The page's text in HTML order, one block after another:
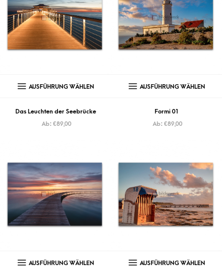
AUSFÜHRUNG WÄHLEN
Das Leuchten der Seebrücke
Ab: €89,00
AUSFÜHRUNG WÄHLEN
Formi 01
Ab: €89,00
AUSFÜHRUNG WÄHLEN AUSFÜHRUNG WÄHLEN